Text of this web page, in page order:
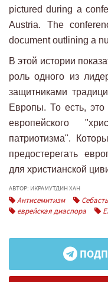
В этой истории
роль одного из
защитниками
Европы. То есть,
европейского
патриотизма".
предостерегать
для христианской
АВТОР: ИКРАМУТДИН ХАН
Антисемитизм
еврейская диаспора